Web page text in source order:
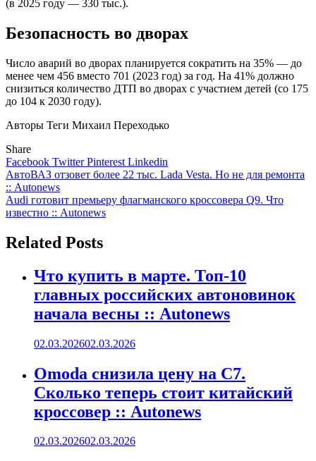
(в 2025 году — 330 тыс.).
Безопасность во дворах
Число аварий во дворах планируется сократить на 35% — до
менее чем 456 вместо 701 (2023 год) за год. На 41% должно
снизиться количество ДТП во дворах с участием детей (со 175
до 104 к 2030 году).
Авторы Теги Михаил Переходько
Share
Facebook TwitterPinterest Linkedin
Навигация
по
записям
АвтоВАЗ отзовет более 22 тыс. Lada Vesta. Но не для ремонта
:: Autonews
Audi готовит премьеру флагманского кроссовера Q9. Что
известно :: Autonews
Related Posts
Что купить в марте. Топ-10
главных российских автоновинок
начала весны :: Autonews
02.03.202602.03.2026
Omoda снизила цену на C7.
Сколько теперь стоит китайский
кроссовер :: Autonews
02.03.202602.03.2026